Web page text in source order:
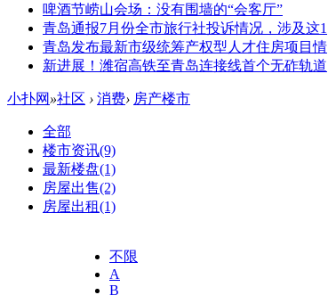
啤酒节崂山会场：没有围墙的“会客厅”
青岛通报7月份全市旅行社投诉情况，涉及这1
青岛发布最新市级统筹产权型人才住房项目情
新进展！潍宿高铁至青岛连接线首个无砟轨道
小扑网 »社区 › 消费› 房产楼市
全部
楼市资讯(9)
最新楼盘(1)
房屋出售(2)
房屋出租(1)
不限
A
B